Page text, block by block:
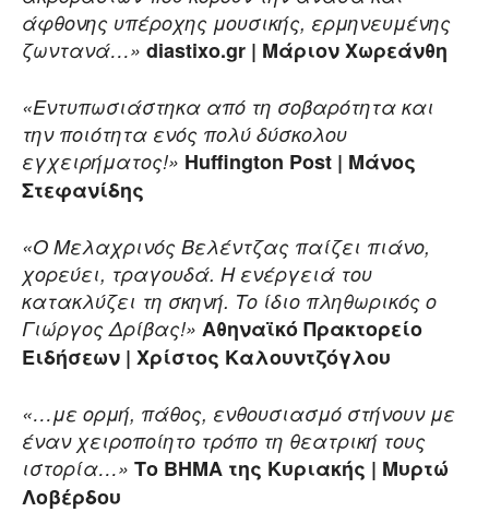
άφθονης υπέροχης μουσικής, ερμηνευμένης
ζωντανά…» diastixo.gr | Μάριον Χωρεάνθη
«Εντυπωσιάστηκα από τη σοβαρότητα και
την ποιότητα ενός πολύ δύσκολου
εγχειρήματος!» Huffington Post | Μάνος
Στεφανίδης
«Ο Μελαχρινός Βελέντζας παίζει πιάνο,
χορεύει, τραγουδά. Η ενέργειά του
κατακλύζει τη σκηνή. Το ίδιο πληθωρικός ο
Γιώργος Δρίβας!» Αθηναϊκό Πρακτορείο
Ειδήσεων | Xρίστος Καλουντζόγλου
«…με ορμή, πάθος, ενθουσιασμό στήνουν με
έναν χειροποίητο τρόπο τη θεατρική τους
ιστορία…» Το ΒΗΜΑ της Κυριακής | Μυρτώ
Λοβέρδου